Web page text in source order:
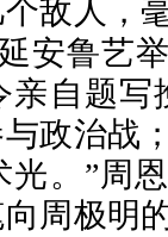
敌人，
安鲁艺
自题写
政治战
。”周
周极明